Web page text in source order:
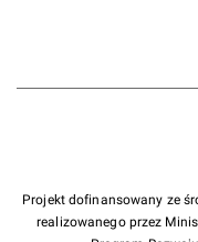
Projekt dofinansowany ze
realizowanego przez